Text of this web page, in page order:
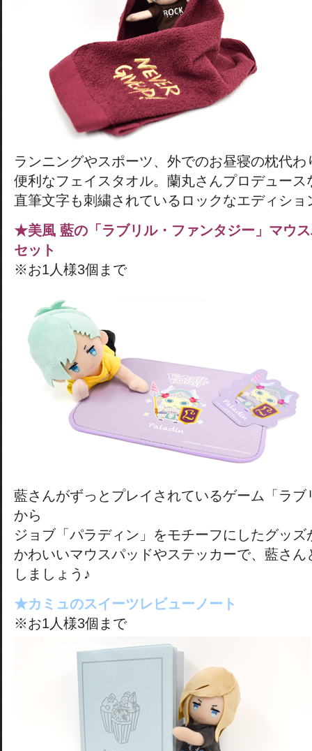
ランニングやスポーツ、外でのお昼寝の枕代わ
便利なフェイスタオル。蘭丸さんプロデュース
直筆文字も刺繍されているロックなエディシ
★美風 藍の「ラブリル・ファンタジー」マウ
セット
※お1人様3個まで
藍さんがずっとプレイされているゲーム「ラ
から
ジョブ「パラディン」をモチーフにしたグッズ
かわいいマウスパッドやステッカーで、藍さん
しましょう♪
★カミュのスイーツレビューノート
※お1人様3個まで